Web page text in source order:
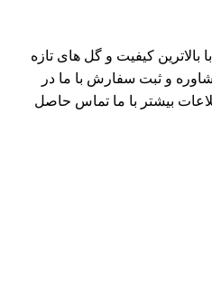
کیفیت و گل های تازه
و ثبت سفارش با ما در
بیشتر با ما تماس حاصل